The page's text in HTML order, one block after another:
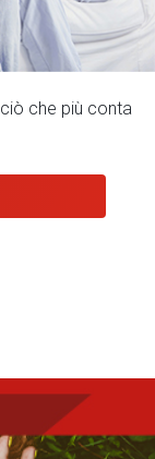
che più conta